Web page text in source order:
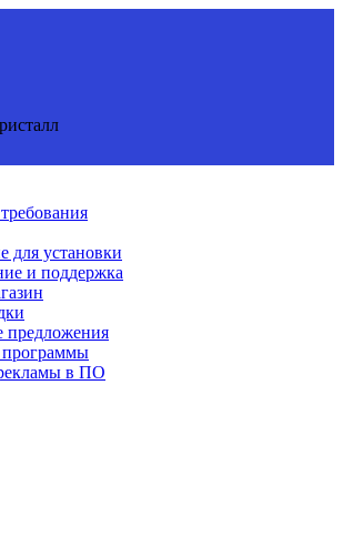
для установки
и поддержка
предложения
программы
в ПО